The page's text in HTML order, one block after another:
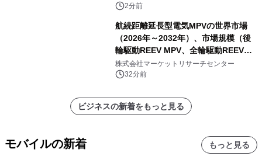
2分前
航続距離延長型電気MPVの世界市場
（2026年～2032年）、市場規模（後
輪駆動REEV MPV、全輪駆動REEV
MPV）・分析レポートを発表
株式会社マーケットリサーチセンター
32分前
ビジネスの新着をもっと見る
モバイルの新着 もっと見る